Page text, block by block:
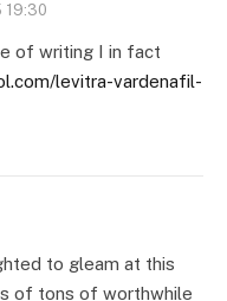
19:30
of writing I in fact
levitra-vardenafil-
to gleam at this
of tons of worthwhile